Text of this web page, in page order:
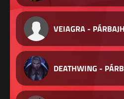
VEIAGRA -
DEATHWING -